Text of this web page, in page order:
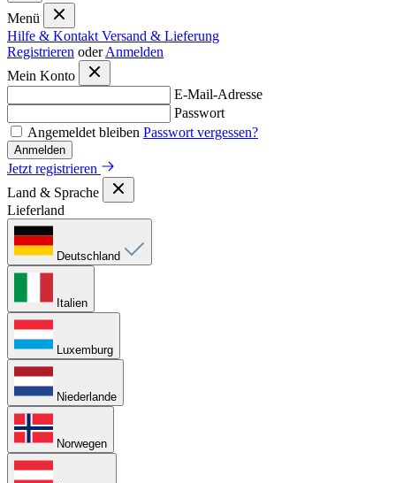
Menü
Hilfe & Kontakt Versand & Lieferung
Registrieren oder Anmelden
Mein Konto
E-Mail-Adresse
Passwort
Angemeldet bleiben Passwort vergessen?
Anmelden
Jetzt registrieren
Land & Sprache
Lieferland
Deutschland
Italien
Luxemburg
Niederlande
Norwegen